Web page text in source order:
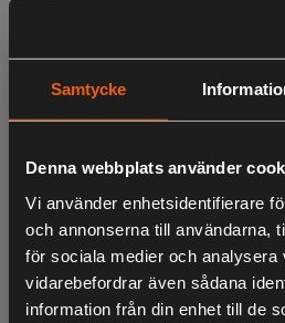
Samtycke
Denna webbplats använder
Vi använder enhetsidentifierare
och annonserna till användarna,
för sociala medier och analysera
vidarebefordrar även sådana
information från din enhet till de
prestanda och räckvidd, vilket
jaktformer och skytteaktiviteter.
anpassningsbar greppställning
precision vid avfyrning.
Det unika med ATA Arms SP
justerbara kolv, som möjliggör
att passa skyttens personliga
kan enkelt anpassa kolven för att
och optimal ergonomi, vilket ger
precision under jakten eller skyttet.